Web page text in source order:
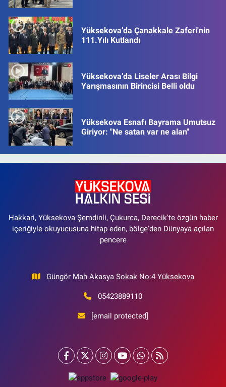
Yüksekova’da Çanakkale Zaferi'nin
111.Yılı Kutlandı
Yüksekova’da Liseler Arası Bilgi
Yarışmasının Birincisi Belli oldu
Yüksekova Esnafı Bayrama Umutsuz
Giriyor: "Ne satan var ne alan"
Hakkari, Yüksekova Şemdinli, Çukurca, Derecik'te özgün haber
içeriğiyle okuyucusuna hitap eden, bölge'den Dünyaya açılan
pencere
Güngör Mah Akasya Sokak No:4 Yüksekova
05423889110
[email protected]